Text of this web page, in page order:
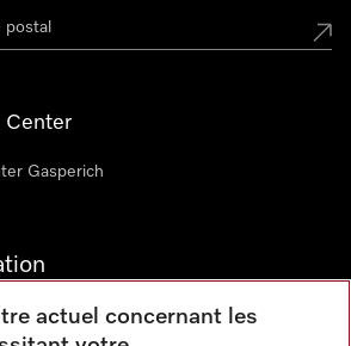
Center
Gasperich
actuel concernant les